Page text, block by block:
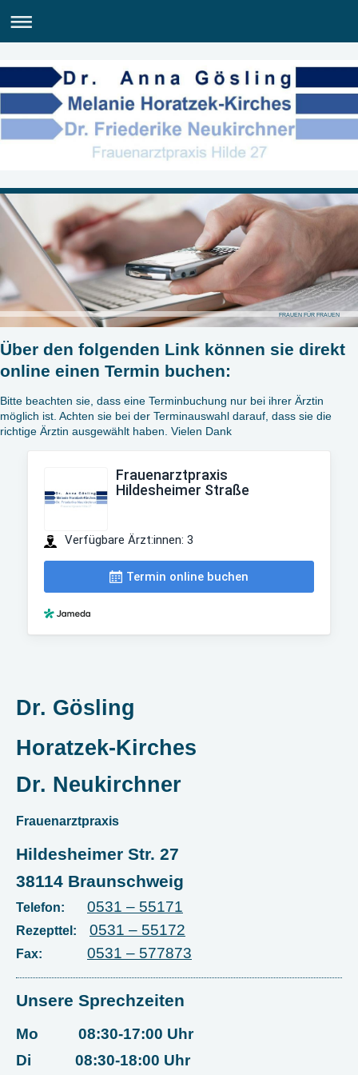
FRAUEN FÜR FRAUEN
Über den folgenden Link können sie direkt
online einen Termin buchen:
Bitte beachten sie, dass eine Terminbuchung nur bei ihrer Ärztin
möglich ist. Achten sie bei der Terminauswahl darauf, dass sie die
richtige Ärztin ausgewählt haben. Vielen Dank
Dr. Gösling
Horatzek-Kirches
Dr. Neukirchner
Frauenarztpraxis
Hildesheimer Str. 27
38114 Braunschweig
Telefon: 0531 – 55171
Rezepttel: 0531 – 55172
Fax: 0531 – 577873
Unsere Sprechzeiten
Mo 08:30-17:00 Uhr
Di 08:30-18:00 Uhr